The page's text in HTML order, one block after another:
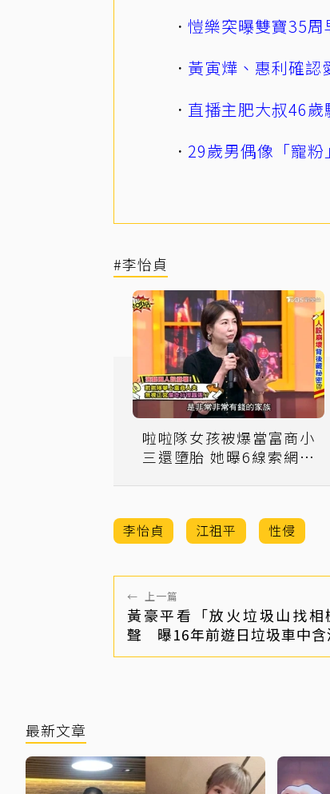
愷樂突曝雙寶35
黃寅燁、惠利確認
直播主肥大叔46
29歲男偶像「寵
#李怡貞
啦啦隊女孩被爆當富商小
三還墮胎 她曝6線索網瘋
李怡貞 江祖平 性侵
← 上一篇
黃豪平看「放火垃圾山找相
聲 曝16年前遊日垃圾車中含
最新文章